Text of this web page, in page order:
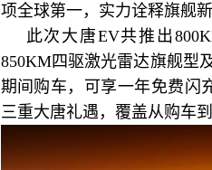
项全球第一，实力诠释旗舰新
此次大唐EV共推出
850KM四驱激光雷达旗舰型
期间购车，可享一年免费闪
三重大唐礼遇， 覆盖从购车